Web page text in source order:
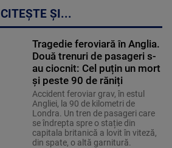
CITEȘTE ȘI...
Tragedie feroviară în Anglia.
Două trenuri de pasageri s-
au ciocnit: Cel puțin un mort
și peste 90 de răniți
Accident feroviar grav, în estul
Angliei, la 90 de kilometri de
Londra. Un tren de pasageri care
se îndrepta spre o stație din
capitala britanică a lovit în viteză,
din spate, o altă garnitură.